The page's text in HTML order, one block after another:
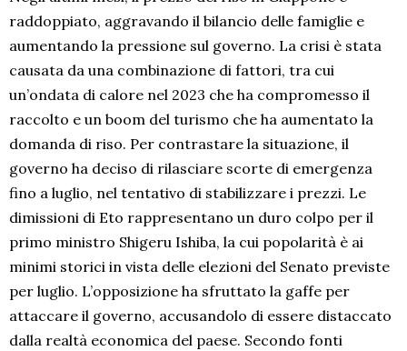
raddoppiato, aggravando il bilancio delle famiglie e
aumentando la pressione sul governo. La crisi è stata
causata da una combinazione di fattori, tra cui
un’ondata di calore nel 2023 che ha compromesso il
raccolto e un boom del turismo che ha aumentato la
domanda di riso. Per contrastare la situazione, il
governo ha deciso di rilasciare scorte di emergenza
fino a luglio, nel tentativo di stabilizzare i prezzi. Le
dimissioni di Eto rappresentano un duro colpo per il
primo ministro Shigeru Ishiba, la cui popolarità è ai
minimi storici in vista delle elezioni del Senato previste
per luglio. L’opposizione ha sfruttato la gaffe per
attaccare il governo, accusandolo di essere distaccato
dalla realtà economica del paese. Secondo fonti